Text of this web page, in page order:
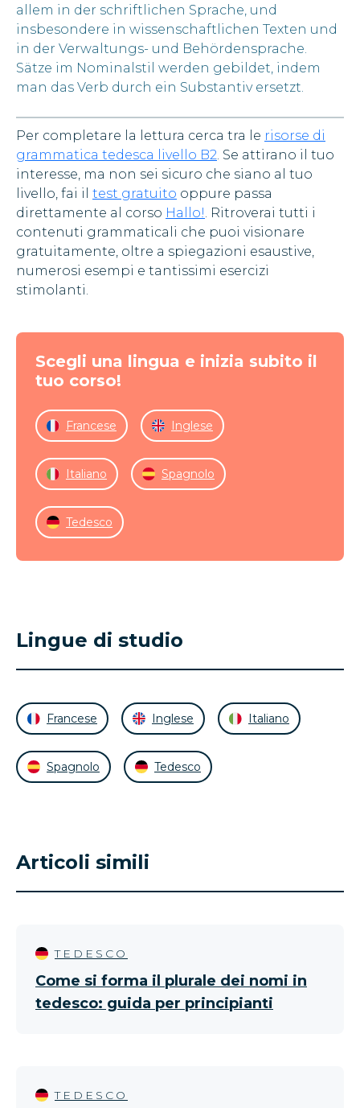
allem in der schriftlichen Sprache, und
insbesondere in wissenschaftlichen Texten und
in der Verwaltungs- und Behördensprache.
Sätze im Nominalstil werden gebildet, indem
man das Verb durch ein Substantiv ersetzt.
Per completare la lettura cerca tra le risorse di
grammatica tedesca livello B2. Se attirano il tuo
interesse, ma non sei sicuro che siano al tuo
livello, fai il test gratuito oppure passa
direttamente al corso Hallo!. Ritroverai tutti i
contenuti grammaticali che puoi visionare
gratuitamente, oltre a spiegazioni esaustive,
numerosi esempi e tantissimi esercizi
stimolanti.
Scegli una lingua e inizia subito il
tuo corso!
Francese Inglese
Italiano Spagnolo
Tedesco
Lingue di studio
Francese Inglese Italiano
Spagnolo Tedesco
Articoli simili
TEDESCO
Come si forma il plurale dei nomi in
tedesco: guida per principianti
TEDESCO